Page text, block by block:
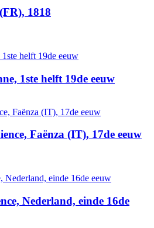
1818
1ste helft 19de eeuw
Faënza (IT), 17de eeuw
Nederland, einde 16de